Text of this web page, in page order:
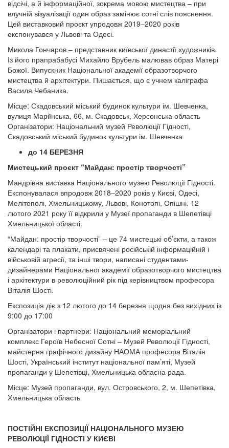
відсічі, а й інформаційної, зокрема мовою мистецтва – при
влучній візуалізації один образ замінює сотні слів пояснення.
Цей виставковий проєкт упродовж 2019–2020 років
експонувався у Львові та Одесі.
Микола Гончаров – представник київської династії художників.
Із його прапрабабусі Михайло Врубель малював образ Матері
Божої. Випускник Національної академії образотворчого
мистецтва й архітектури. Пишається, що є учнем каліграфа
Василя Чебаника.
Місце: Скадовський міський будинок культури ім. Шевченка,
вулиця Маріїнська, 66, м. Скадовськ, Херсонська область
Організатори: Національний музей Революції Гідності,
Скадовський міський будинок культури ім. Шевченка
до 14 БЕРЕЗНЯ
Мистецький проєкт “Майдан: простір творчості”
Мандрівна виставка Національного музею Революції Гідності.
Експонувалася впродовж 2018–2020 років у Києві, Одесі,
Мелітополі, Хмельницькому, Львові, Конотопі, Опішні. 12
лютого 2021 року її відкрили у Музеї пропаганди в Шепетівці
Хмельницької області.
“Майдан: простір творчості” – це 74 мистецькі об’єкти, а також
календарі та плакати, присвячені російській інформаційній і
військовій агресії, та інші твори, написані студентами-
дизайнерами Національної академії образотворчого мистецтва
і архітектури в революційний рік під керівництвом професора
Віталія Шості.
Експозиція діє з 12 лютого до 14 березня щодня без вихідних із
9:00 до 17:00
Організатори і партнери: Національний меморіальний
комплекс Героїв Небесної Сотні – Музей Революції Гідності,
майстерня графічного дизайну НАОМА професора Віталія
Шості, Український інститут національної пам’яті, Музей
пропаганди у Шепетівці, Хмельницька обласна рада.
Місце: Музей пропаганди, вул. Островського, 2, м. Шепетівка,
Хмельницька область
ПОСТІЙНІ ЕКСПОЗИЦІЇ НАЦІОНАЛЬНОГО МУЗЕЮ
РЕВОЛЮЦІЇ ГІДНОСТІ У КИЄВІ